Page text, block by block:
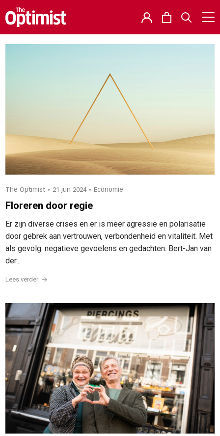
The Optimist • 21 jun 2024 • Economie
Floreren door regie
Er zijn diverse crises en er is meer agressie en polarisatie
door gebrek aan vertrouwen, verbondenheid en vitaliteit. Met
als gevolg: negatieve gevoelens en gedachten. Bert-Jan van
der...
Lees verder